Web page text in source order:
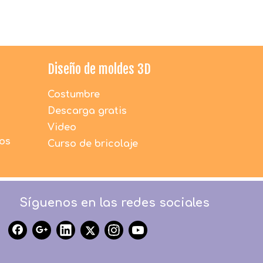
Diseño de moldes 3D
Costumbre
Descarga gratis
Video
Curso de bricolaje
Síguenos en las redes sociales